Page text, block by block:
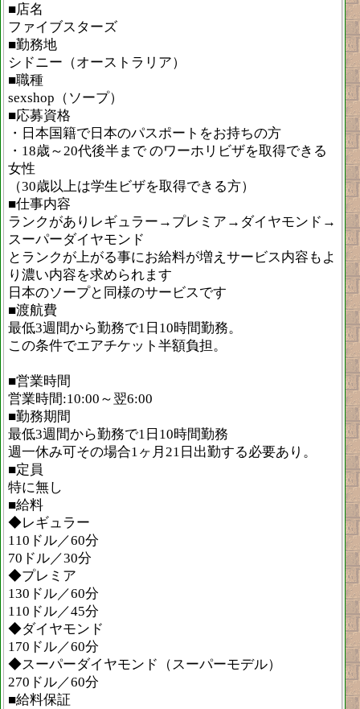
■店名
ファイブスターズ
■勤務地
シドニー（オーストラリア）
■職種
sexshop（ソープ）
■応募資格
・日本国籍で日本のパスポートをお持ちの方
・18歳～20代後半まで のワーホリビザを取得できる
女性
（30歳以上は学生ビザを取得できる方）
■仕事内容
ランクがありレギュラー→プレミア→ダイヤモンド→
スーパーダイヤモンド
とランクが上がる事にお給料が増えサービス内容もよ
り濃い内容を求められます
日本のソープと同様のサービスです
■渡航費
最低3週間から勤務で1日10時間勤務。
この条件でエアチケット半額負担。
■営業時間
営業時間:10:00～翌6:00
■勤務期間
最低3週間から勤務で1日10時間勤務
週一休み可その場合1ヶ月21日出勤する必要あり。
■定員
特に無し
■給料
◆レギュラー
110ドル／60分
70ドル／30分
◆プレミア
130ドル／60分
110ドル／45分
◆ダイヤモンド
170ドル／60分
◆スーパーダイヤモンド（スーパーモデル）
270ドル／60分
■給料保証